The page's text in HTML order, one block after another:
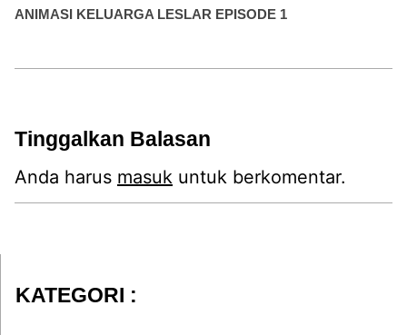
ANIMASI KELUARGA LESLAR EPISODE 1
Tinggalkan Balasan
Anda harus masuk untuk berkomentar.
KATEGORI :